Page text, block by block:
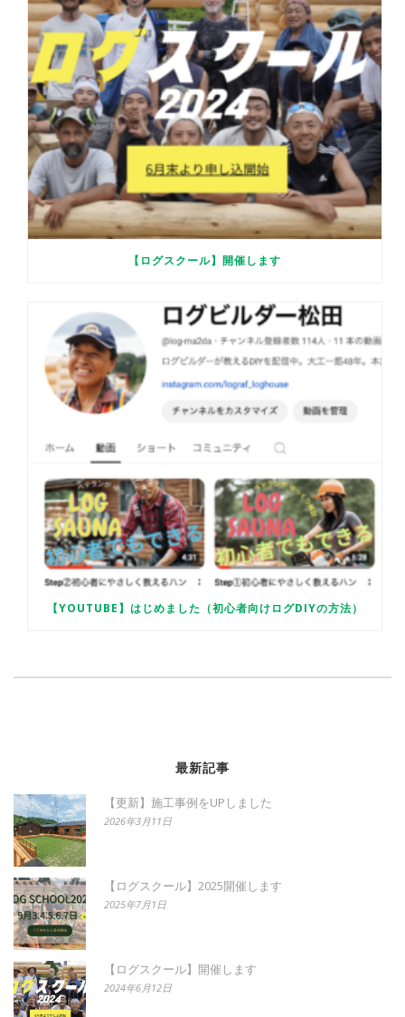
【ログスクール】開催します
【YOUTUBE】はじめました（初心者向けログDIYの方法）
最新記事
【更新】施工事例をUPしました
2026年3月11日
【ログスクール】2025開催します
2025年7月1日
【ログスクール】開催します
2024年6月12日